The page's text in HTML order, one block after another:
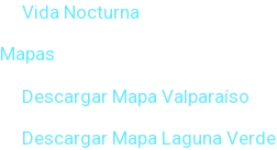
Vida Nocturna
Mapas
Descargar Mapa Valparaíso
Descargar Mapa Laguna Verde